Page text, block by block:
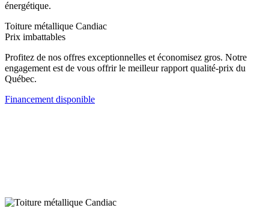
énergétique.
Toiture métallique Candiac
Prix imbattables
Profitez de nos offres exceptionnelles et économisez gros. Notre
engagement est de vous offrir le meilleur rapport qualité-prix du
Québec.
Financement disponible